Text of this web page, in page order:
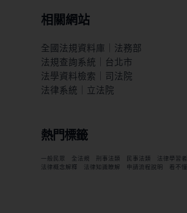
相關網站
全國法規資料庫｜法務部
法規查詢系統｜台北市
法學資料檢索｜司法院
法律系統｜立法院
熱門標籤
一般民眾 全法規 刑事法類 民事法類
法律學習者
法律概念解釋
法律知識瞭解 申請流程說明 看不懂